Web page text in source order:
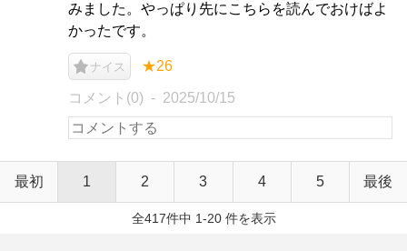
みました。やっぱり先にこちらを読んでおけばよ
かったです。
ナイス ★26
コメント(0) 2025/10/15
最初 1 2 3 4 5 最後
全417件中 1-20 件を表示